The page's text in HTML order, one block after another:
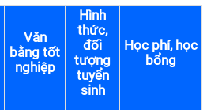
Văn
bằng tốt
nghiệp
Hình
thức,
đối
tượng
tuyển
sinh
Học phí, học
bổng